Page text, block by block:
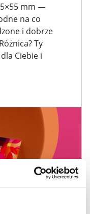
mm —
na co
i dobrze
Ty
Ciebie i